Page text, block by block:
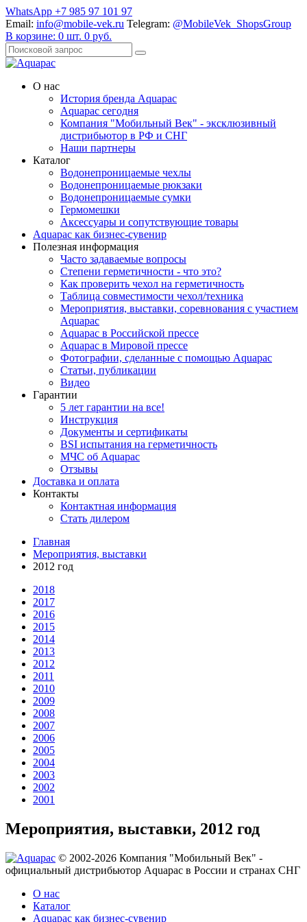
WhatsApp +7 985 97 101 97
Email: info@mobile-vek.ru Telegram: @MobileVek_ShopsGroup
В корзине: 0 шт. 0 руб.
О нас
История бренда Aquapac
Aquapac cегодня
Компания "Мобильный Век" - эксклюзивный
дистрибьютор в РФ и СНГ
Наши партнеры
Каталог
Водонепроницаемые чехлы
Водонепроницаемые рюкзаки
Водонепроницаемые сумки
Гермомешки
Аксессуары и сопутствующие товары
Aquapac как бизнес-сувенир
Полезная информация
Часто задаваемые вопросы
Степени герметичности - что это?
Как проверить чехол на герметичность
Таблица совместимости чехол/техника
Мероприятия, выставки, соревнования с участием
Aquapac
Aquapac в Российской прессе
Aquapac в Мировой прессе
Фотографии, сделанные с помощью Aquapac
Статьи, публикации
Видео
Гарантии
5 лет гарантии на все!
Инструкция
Документы и сертификаты
BSI испытания на герметичность
МЧС об Aquapac
Отзывы
Доставка и оплата
Контакты
Контактная информация
Стать дилером
Главная
Мероприятия, выставки
2012 год
2018
2017
2016
2015
2014
2013
2012
2011
2010
2009
2008
2007
2006
2005
2004
2003
2002
2001
Мероприятия, выставки, 2012 год
© 2002-2026 Компания "Мобильный Век" -
официальный дистрибьютор Aquapac в России и странах СНГ
О нас
Каталог
Aquapac как бизнес-сувенир